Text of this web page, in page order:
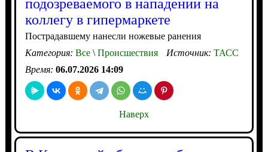
подозреваемого в нападении на
коллегу в гипермаркете
Пострадавшему нанесли ножевые ранения
Категория: Все\Происшествия Источник: ТАСС
Время: 06.07.2026 14:09
Наверх